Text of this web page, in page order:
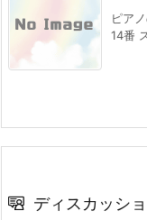
ピア
14番
ディスカッシ